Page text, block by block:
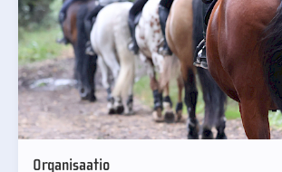
Organisaatio